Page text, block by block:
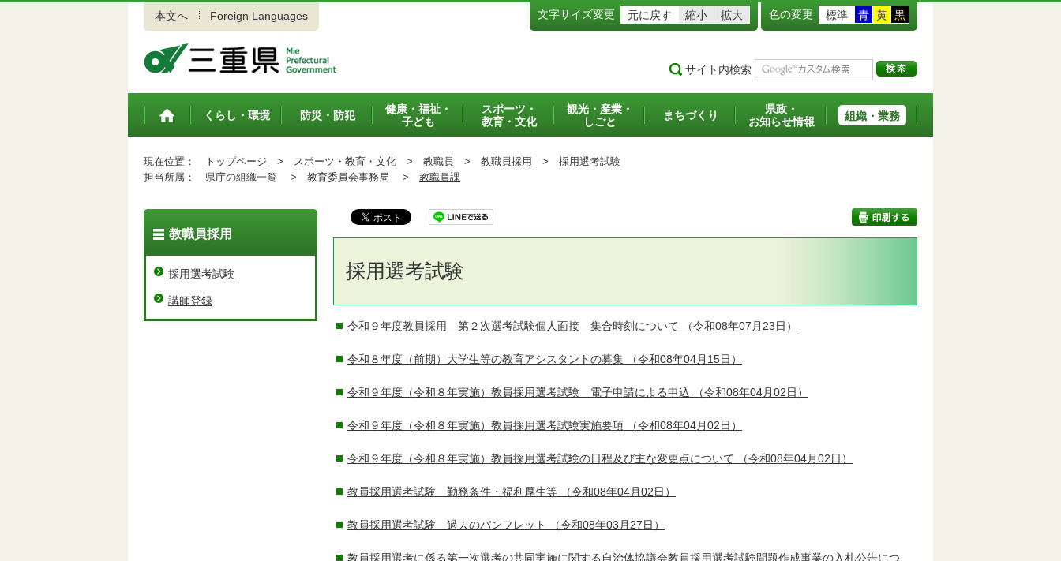
本文へ Foreign Languages 文字サイズ変更 元に戻す 縮小 拡大 色の変更 標準 青 黄 黒
サイト内検索
トップペ
くらし・環境 防災・防犯
健康・福祉・
子ども
スポーツ・
教育・文化
観光・産業・
しごと
まちづくり
県政・
お知らせ情報
組織・業務
現在位置： トップページ > スポーツ・教育・文化 > 教職員 > 教職員採用 > 採用選考試験
担当所属：
県庁の組織一覧 > 教育委員会事務局 > 教職員課
採用選考試験
令和９年度教員採用 第２次選考試験個人面接 集合時刻について （令和08年07月23日）
令和８年度（前期）大学生等の教育アシスタントの募集 （令和08年04月15日）
令和９年度（令和８年実施）教員採用選考試験 電子申請による申込 （令和08年04月02日）
令和９年度（令和８年実施）教員採用選考試験実施要項 （令和08年04月02日）
令和９年度（令和８年実施）教員採用選考試験の日程及び主な変更点について （令和08年04月02日）
教員採用選考試験 勤務条件・福利厚生等 （令和08年04月02日）
教員採用選考試験 過去のパンフレット （令和08年03月27日）
教員採用選考に係る第一次選考の共同実施に関する自治体協議会教員採用選考試験問題作成事業の入札公告につ
教職員採用
採用選考試験
講師登録